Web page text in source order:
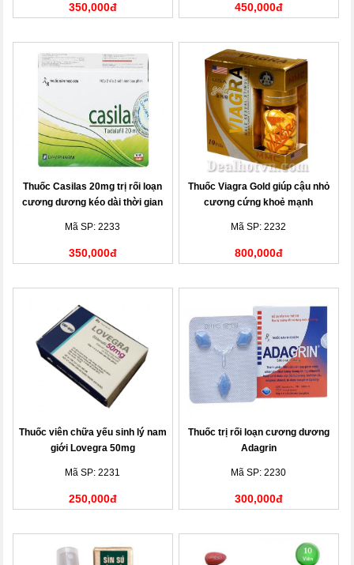
350,000đ 450,000đ
Thuốc Casilas 20mg trị rối loạn
cương dương kéo dài thời gian
Mã SP: 2233
350,000đ
Thuốc Viagra Gold giúp cậu nhỏ
cương cứng khoẻ mạnh
Mã SP: 2232
800,000đ
Thuốc viên chữa yếu sinh lý nam
giới Lovegra 50mg
Mã SP: 2231
250,000đ
Thuốc trị rối loạn cương dương
Adagrin
Mã SP: 2230
300,000đ